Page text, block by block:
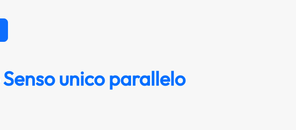
Senso unico parallelo